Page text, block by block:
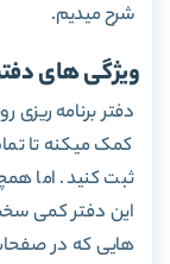
شرح میدیم.
ویژگی های
دفتر برنامه ریزی
کمک میکنه تا
ثبت کنید. اما
این دفتر کمی
هایی که در